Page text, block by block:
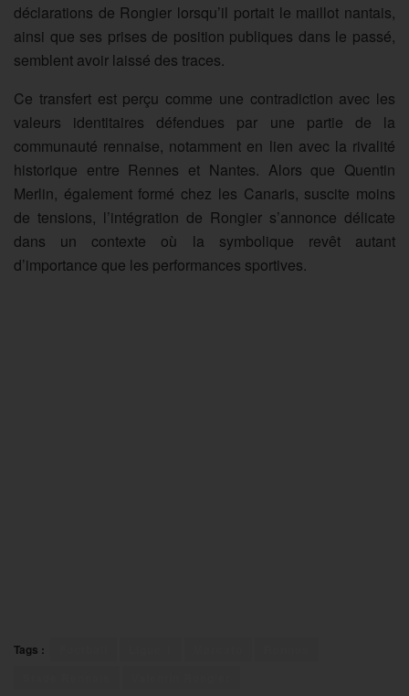
déclarations de Rongier lorsqu’il portait le maillot nantais,
ainsi que ses prises de position publiques dans le passé,
semblent avoir laissé des traces.
Ce transfert est perçu comme une contradiction avec les
valeurs identitaires défendues par une partie de la
communauté rennaise, notamment en lien avec la rivalité
historique entre Rennes et Nantes. Alors que Quentin
Merlin, également formé chez les Canaris, suscite moins
de tensions, l’intégration de Rongier s’annonce délicate
dans un contexte où la symbolique revêt autant
d’importance que les performances sportives.
Tags :